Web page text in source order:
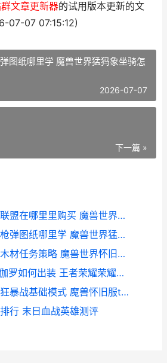
文章更新器的试用版本更新的文
07-07 07:15:12)
图纸哪里学 魔兽世界猛犸象坐骑怎
2026-07-07
下一篇 »
魔兽世界十地饮剂联盟在哪里里购买 魔兽世界十地饮剂怎么给小号
魔兽世界猛犸狩猎枪弹图纸哪里学 魔兽世界猛犸象坐骑怎么获得
魔兽世界怀旧服抢木材任务策略 魔兽世界怀旧服官网
王者荣耀荣耀S30伽罗如何出装 王者荣耀荣耀称号获取条件
魔兽怀旧服：TBC狂暴战基础模式 魔兽怀旧服tbc萨满一键4图腾
行 末日血战英雄测评